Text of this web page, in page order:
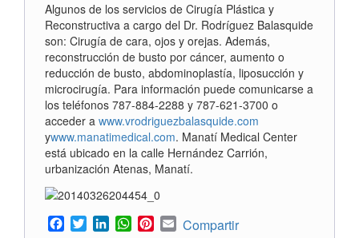
Algunos de los servicios de Cirugía Plástica y
Reconstructiva a cargo del Dr. Rodríguez Balasquide
son: Cirugía de cara, ojos y orejas. Además,
reconstrucción de busto por cáncer, aumento o
reducción de busto, abdominoplastía, liposucción y
microcirugía. Para información puede comunicarse a
los teléfonos 787-884-2288 y 787-621-3700 o
acceder a www.vrodriguezbalasquide.com
ywww.manatimedical.com. Manatí Medical Center
está ubicado en la calle Hernández Carrión,
urbanización Atenas, Manatí.
Facebook
TwitterLinkedInWhatsApp
Pinterest
Email
Compartir